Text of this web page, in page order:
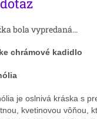
bola vypredaná…
chrámové kadidlo
je oslnivá kráska s
kvetinovou vôňou,